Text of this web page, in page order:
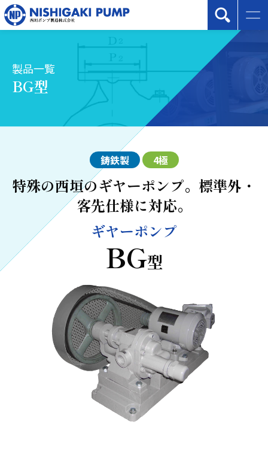
製品一覧
BG型
鋳鉄製 4極
特殊の西垣のギヤーポンプ。標準外・
客先仕様に対応。
ギヤーポンプ
BG型